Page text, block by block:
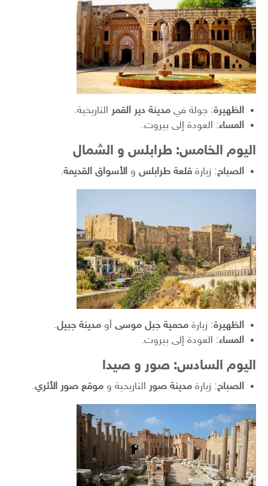
الظهيرة: جولة في مدينة دير القمر التاريخية.
المساء: العودة إلى بيروت.
اليوم الخامس: طرابلس و الشمال
الصباح: زيارة قلعة طرابلس و الأسواق القديمة.
الظهيرة: زيارة محمية جبل موسى أو مدينة جبيل.
المساء: العودة إلى بيروت.
اليوم السادس: صور و صيدا
الصباح: زيارة مدينة صور التاريخية و موقع صور الأثري.